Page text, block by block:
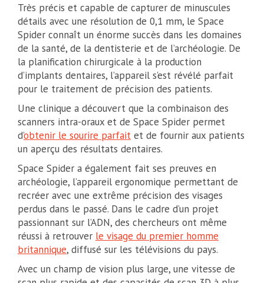
Très précis et capable de capturer de minuscules
détails avec une résolution de 0,1 mm, le Space
Spider connaît un énorme succès dans les domaines
de la santé, de la dentisterie et de l’archéologie. De
la planification chirurgicale à la production
d’implants dentaires, l’appareil s’est révélé parfait
pour le traitement de précision des patients.
Une clinique a découvert que la combinaison des
scanners intra-oraux et de Space Spider permet
d’obtenir le sourire parfait et de fournir aux patients
un aperçu des résultats dentaires.
Space Spider a également fait ses preuves en
archéologie, l’appareil ergonomique permettant de
recréer avec une extrême précision des visages
perdus dans le passé. Dans le cadre d’un projet
passionnant sur l’ADN, des chercheurs ont même
réussi à retrouver le visage du premier homme
britannique, diffusé sur les télévisions du pays.
Avec un champ de vision plus large, une vitesse de